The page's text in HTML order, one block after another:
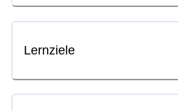
Lernziele